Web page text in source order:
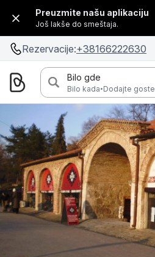
Preuzmite našu aplikaciju
Još lakše do smeštaja.
Rezervacije:+38166222630
Bilo gde
Bilo kada·Dodajte goste